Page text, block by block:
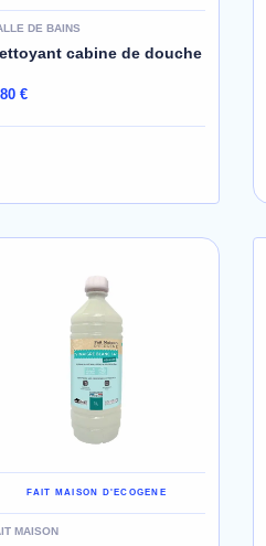
DE BAINS
cabine de douche
€
AJOUTER AU PANIER
FAIT MAISON D'ECOGENE
MAISON